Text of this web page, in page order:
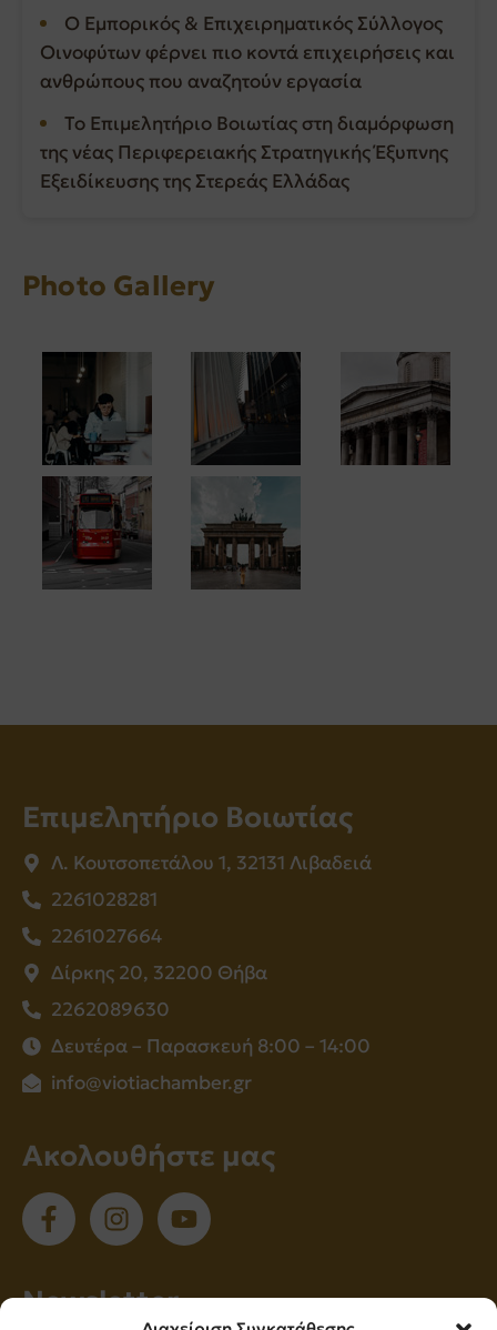
Ο Εμπορικός & Επιχειρηματικός Σύλλογος
Οινοφύτων φέρνει πιο κοντά επιχειρήσεις και
ανθρώπους που αναζητούν εργασία
Το Επιμελητήριο Βοιωτίας στη διαμόρφωση
της νέας Περιφερειακής Στρατηγικής Έξυπνης
Εξειδίκευσης της Στερεάς Ελλάδας
Photo Gallery
Επιμελητήριο Βοιωτίας
Λ. Κουτσοπετάλου 1, 32131 Λιβαδειά
2261028281
2261027664
Δίρκης 20, 32200 Θήβα
2262089630
Δευτέρα – Παρασκευή 8:00 – 14:00
info@viotiachamber.gr
Ακολουθήστε μας
Νewsletter